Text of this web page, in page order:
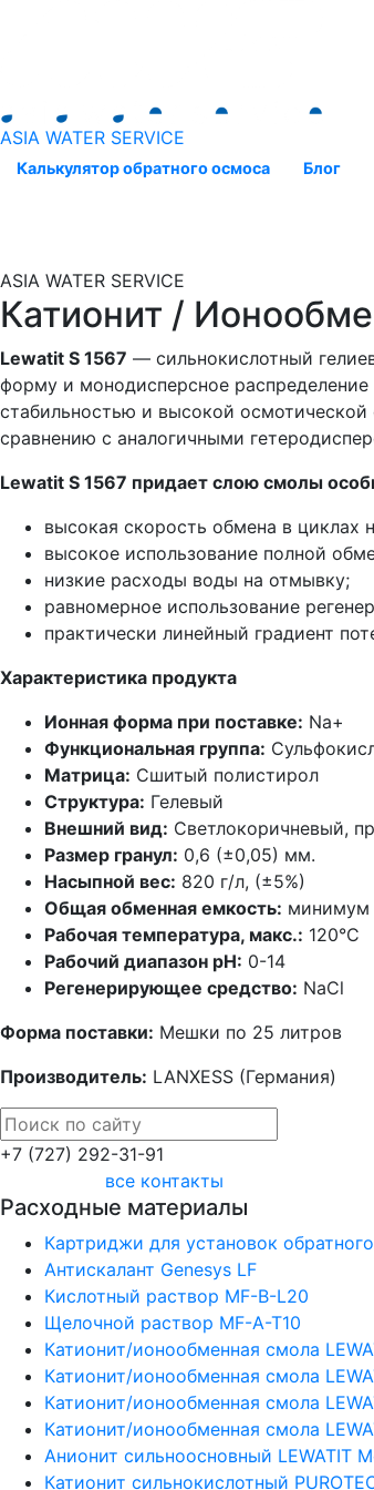
ASIA WATER SERVICE
Калькулятор обратного осмоса Блог
ASIA WATER SERVICE
Катионит /
Lewatit S 1567 — сильнокислотный
форму и монодисперсное
стабильностью и высокой
сравнению с аналогичными
Lewatit S 1567 придает слою смолы
высокая скорость обмена в циклах
высокое использование полной
низкие расходы воды на отмывку;
равномерное использование
практически линейный градиент
Характеристика продукта
Ионная форма при поставке: Na+
Функциональная группа:
Матрица: Сшитый полистирол
Структура: Гелевый
Внешний вид: Светлокоричневый,
Размер гранул: 0,6 (±0,05) мм.
Насыпной вес: 820 г/л, (±5%)
Общая обменная емкость: минимум
Рабочая температура, макс.: 120°С
Рабочий диапазон рН: 0-14
Регенерирующее средство: NaCl
Форма поставки: Мешки по 25 литров
Производитель: LANXESS (Германия)
+7 (727) 292-31-91
все контакты
Расходные материалы
Картриджи для установок
Антискалант Genesys LF
Кислотный раствор MF-B-L20
Щелочной раствор MF-A-T10
Катионит/ионообменная смола
Катионит/ионообменная смола
Катионит/ионообменная смола
Катионит/ионообменная смола
Анионит сильноосновный LEWATIT
Катионит сильнокислотный